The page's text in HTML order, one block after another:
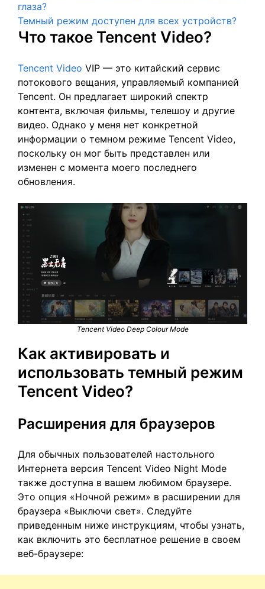
глаза?
Темный режим доступен для всех устройств?
Что такое Tencent Video?
Tencent Video VIP — это китайский сервис
потокового вещания, управляемый компанией
Tencent. Он предлагает широкий спектр
контента, включая фильмы, телешоу и другие
видео. Однако у меня нет конкретной
информации о темном режиме Tencent Video,
поскольку он мог быть представлен или
изменен с момента моего последнего
обновления.
Tencent Video Deep Colour Mode
Как активировать и
использовать темный режим
Tencent Video?
Расширения для браузеров
Для обычных пользователей настольного
Интернета версия Tencent Video Night Mode
также доступна в вашем любимом браузере.
Это опция «Ночной режим» в расширении для
браузера «Выключи свет». Следуйте
приведенным ниже инструкциям, чтобы узнать,
как включить это бесплатное решение в своем
веб-браузере: